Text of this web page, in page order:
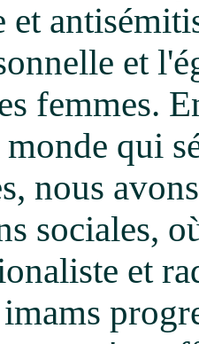
et
et
femmes.
qui
nous
sociales,
et